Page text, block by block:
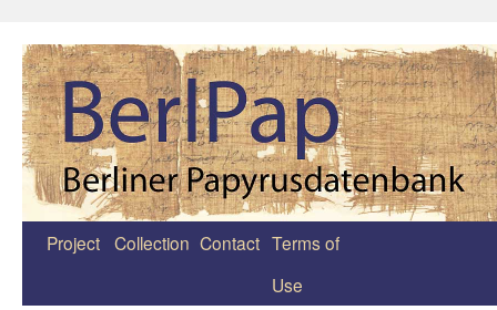
Zum
Project Collection Contact Terms of
Use